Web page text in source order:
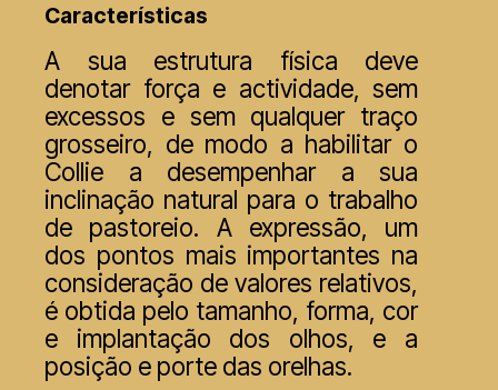
Características
A sua estrutura física deve
denotar força e actividade, sem
excessos e sem qualquer traço
grosseiro, de modo a habilitar o
Collie a desempenhar a sua
inclinação natural para o trabalho
de pastoreio. A expressão, um
dos pontos mais importantes na
consideração de valores relativos,
é obtida pelo tamanho, forma, cor
e implantação dos olhos, e a
posição e porte das orelhas.